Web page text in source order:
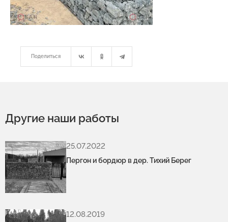
Поделиться
Другие наши работы
25.07.2022
Пергон и бордюр в дер. Тихий Берег
12.08.2019